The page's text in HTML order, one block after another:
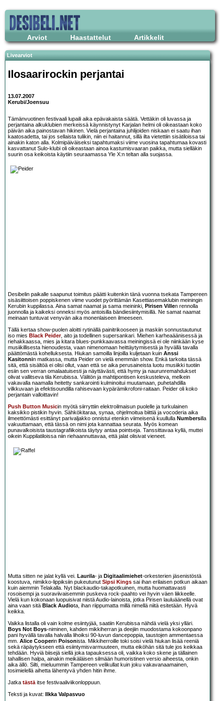
Arviot Haastattelut Artikkelit
Livearviot
Ilosaarirockin perjantai
13.07.2007
Kerubi/Joensuu
Tämänvuotinen festivaali lupaili aika epävakaista säätä. Vettäkin oli luvassa ja
perjantaina alkuklubien merkeissä käynnistynyt Karjalan helmi oli oikeastaan koko
päivän aika painostavan hikinen. Vielä perjantaina juhlijoiden niskaan ei saatu ihan
kaatosadetta, tai jos sellaista tulikin, niin ei haitannut, sillä ilta vietettiin sisätiloissa tai
ainakin katon alla. Kolmipäiväiseksi tapahtumaksi viime vuosina tapahtumaa kovasti
kasvattanut Sulo-klubi oli oikeastaan ainoa kastumisvaaran paikka, mutta sielläkin
suurin osa keikoista käytiin seuraamassa Yle X:n teltan alla suojassa.
Desibelin paikalle saapunut toimitus päätti kuitenkin tänä vuonna tsekata Tampereen
sisäsiittoisen poppiskenen viime vuodet pyörittämän Kasettiasemaklubin meiningin
Kerubin kuppilassa. Aina samat naamat ja sama meininki, Pirisen Villen rennolla
juonnolla ja kaikeksi onneksi myös antoisilla bändiesiintymisillä. Ne samat naamat
meinaan tuntuvat venyvän aika monenlaiseen ilmeeseen.
Tällä kertaa show-puolen aloitti rytinällä painitrikooseen ja maskiin sonnustautunut
iso mies Black Peider, aito ja todellinen supersankari. Miehen karheaäänisessä ja
riehakkaassa, mies ja kitara blues-punkkaavassa meiningissä ei ole niinkään kyse
musiikillisesta hienoudesta, vaan nimenomaan heittäytymisestä ja hyvällä tavalla
päättömästä kohelluksesta. Hiukan samoilla linjoilla kuljetaan kuin Anssi
Kasitonnin matkassa, mutta Peider on vielä enemmän show. Enkä tarkoita tässä
sitä, että sisältöä ei olisi ollut, vaan että se aika perusaineista luotu musiikki tuotiin
esiin sen verran omalaatuisesti ja näyttävästi, että hymy ja naurunremahdukset
olivat vallitseva tila Kerubissa. Välitön ja mahtipontisen keskusteleva, melkein
vakavalla naamalla heitetty sankarointi kulminoitui muutamaan, puhetahdilla
vilkkuvaan ja efektisoundilla rahisevaan kypärämikrofoni-raitaan. Peider oli koko
perjantain valloittavin!
Push Button Musicin myötä siirryttiin elektroilmaisun puolelle ja turkulainen
kaksikko pistikin hyvin. Sähkökitaraa, synaa, ohjelmoitua biittiä ja vocoderia aika
ilmeettömästi esittänyt parivaljakko onnistui etenkin viimeisenä kuullulla Numbersilla
vakuuttamaan, että tässä on nimi jota kannattaa seurata. Myös komean
punavalkoisista taustagrafiikoista täytyy antaa pointseja. Tanssittavaa kyllä, muttei
oikein Kuppilatiloissa niin riehaannuttavaa, että jalat olisivat vieneet.
Mutta sitten ne jalat kyllä vei. Laurila- ja Digitaalimiehet-orkesterien jäsenistöstä
koostuva, nimikko-lippiksiin pukeutunut Sipsi Kings sai ihan erilaisen potkun aikaan
kuin aiemmin Telakalla. Nyt blackaudio-takapotkuinen, mutta huomattavasti
rosoisempi ja suoraviivaisemmin puskeva rock-paahto vei hyvin väen liikkeelle.
Vielä kun kokonaan luopuisivat niistä Audio-lainoista, jotka Pirisen lauluäänellä ovat
aina vaan sitä Black Audiota, ihan riippumatta millä nimellä niitä esitetään. Hyvä
keikka.
Vaikka listalla oli vain kolme esiintyjää, saatiin Kerubissa nähdä vielä yksi ylläri.
Boys Not Boys-niminen, kahden mikkiherran ja deejiin muodostama kokoonpano
pani hyvällä tavalla halvalla lihoiksi 90-luvun dancepoppia, taustojen ammentaessa
mm. Alice Cooperin Poisonista. Mikkiherroille toki soisi vielä hiukan lisää reeniä
sekä räpäytykseen että esiintymisvarmuuteen, mutta eiköhän sitä tule jos keikkaa
tehdään. Hyviä biisejä siellä joka tapauksessa oli, vaikka koko skene ja tällainen
tahallisen halpa, ainakin meikäläisen silmään humoristinen versio aiheesta, onkin
aika ällö. Silti, mieluummin Tampereen velikullat kuin joku vakavanaamainen,
tosimielellä aihetta lähentyvä yhden hitin ihme.
Jatka tästäitse festivaaliviikonloppuun.
Teksti ja kuvat:
Ilkka Valpasvuo